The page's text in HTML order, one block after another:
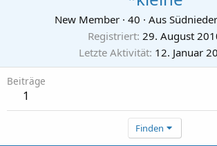
New Member · 40 · Aus
Registriert 29. August
Letzte Aktivität 12. Januar
Beiträge
1
Finden